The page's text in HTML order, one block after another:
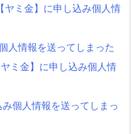
ヤミ金】に申し込み個人情
人情報を送ってしまった
ミ金】に申し込み個人情
個人情報を送ってしまっ